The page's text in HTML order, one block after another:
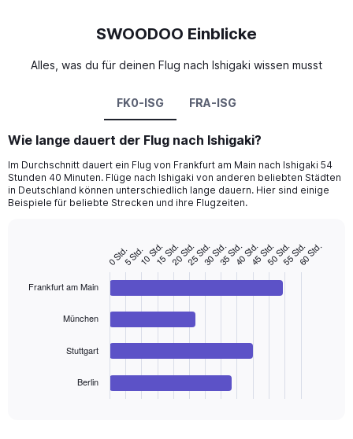
SWOODOO Einblicke
Alles, was du für deinen Flug nach Ishigaki wissen musst
FK0-ISG FRA-ISG
Wie lange dauert der Flug nach Ishigaki?
Im Durchschnitt dauert ein Flug von Frankfurt am Main nach Ishigaki 54
Stunden 40 Minuten. Flüge nach Ishigaki von anderen beliebten Städten
in Deutschland können unterschiedlich lange dauern. Hier sind einige
Beispiele für beliebte Strecken und ihre Flugzeiten.
Frankfurt am Main
München
Stuttgart
Berlin
0 Std. 20 Std. 40 Std. 60 Std.
5 Std.10 Std.15 Std.25 Std.30 Std.35 Std.45 Std.50 Std.55 Std.